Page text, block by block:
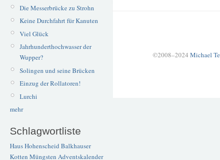
Die Messerbrücke zu Strohn
Keine Durchfahrt für Kanuten
Viel Glück
Jahrhunderthochwasser der
Wupper?
Solingen und seine Brücken
Einzug der Rollatoren!
Lurchi
mehr
Schlagwortliste
Haus Hohenscheid Balkhauser
Kotten Müngsten Adventskalender
©2008–2024 Michael